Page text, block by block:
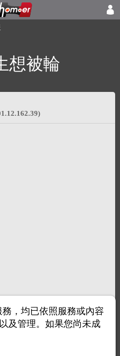
想被輪
，均已依照服務或內容
及管理。如果您尚未成